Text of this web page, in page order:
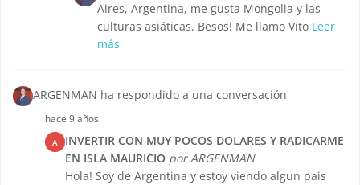
Aires, Argentina, me gusta Mongolia y las
culturas asiáticas. Besos! Me llamo Vito Leer
más
ARGENMAN ha respondido a una conversación
hace 9 años
A
INVERTIR CON MUY POCOS DOLARES Y RADICARME
EN ISLA MAURICIO por ARGENMAN
Hola! Soy de Argentina y estoy viendo algun pais